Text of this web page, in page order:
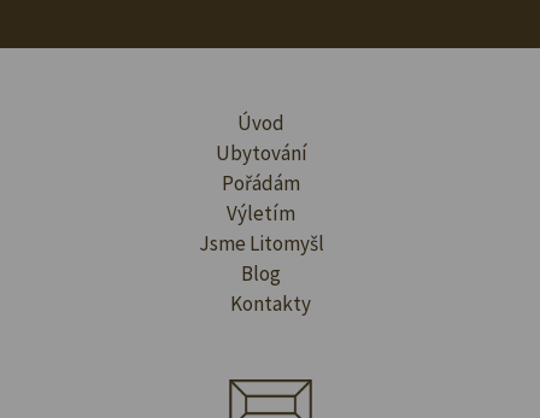
Úvod
Ubytování
Pořádám
Výletím
Jsme Litomyšl
Blog
Kontakty